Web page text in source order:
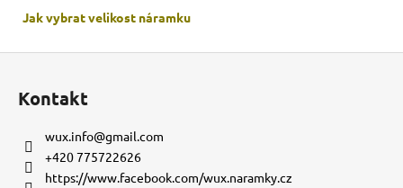
Jak vybrat velikost náramku
Kontakt
wux.info@gmail.com
+420 775722626
https://www.facebook.com/wux.naramky.cz